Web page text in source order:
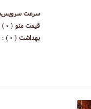
سرعت
قیمت منو ( ۰ ) :
بهداشت ( ۰ ) :